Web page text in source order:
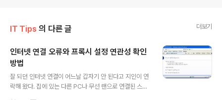
IT Tips 의 다른 글 더보기
인터넷 연결 오류와 프록시 설정 연관성 확인
방법
잘 되던 인터넷 연결이 어느날 갑자기 안 된다고 지인이 연
락해 왔다. 집에 있는 다른 PC나 무선 랜으로 연결된 스마